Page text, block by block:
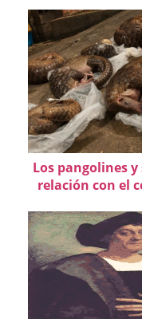
Los pangolines
relación con el